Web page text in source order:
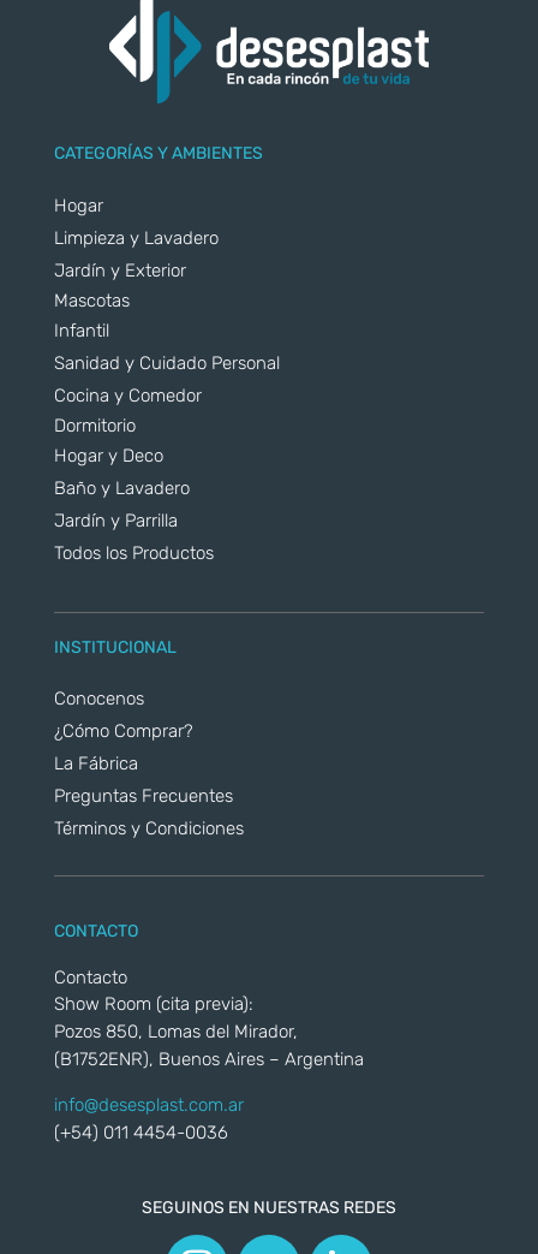
CATEGORÍAS Y AMBIENTES
Hogar
Limpieza y Lavadero
Jardín y Exterior
Mascotas
Infantil
Sanidad y Cuidado Personal
Cocina y Comedor
Dormitorio
Hogar y Deco
Baño y Lavadero
Jardín y Parrilla
Todos los Productos
INSTITUCIONAL
Conocenos
¿Cómo Comprar?
La Fábrica
Preguntas Frecuentes
Términos y Condiciones
CONTACTO
Contacto
Show Room (cita previa):
Pozos 850, Lomas del Mirador,
(B1752ENR), Buenos Aires – Argentina
info@desesplast.com.ar
(+54) 011 4454-0036
SEGUINOS EN NUESTRAS REDES